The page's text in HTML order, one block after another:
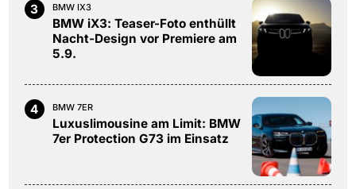
3 BMW IX3
BMW iX3: Teaser-Foto enthüllt
Nacht-Design vor Premiere am
5.9.
4 BMW 7ER
Luxuslimousine am Limit: BMW
7er Protection G73 im Einsatz